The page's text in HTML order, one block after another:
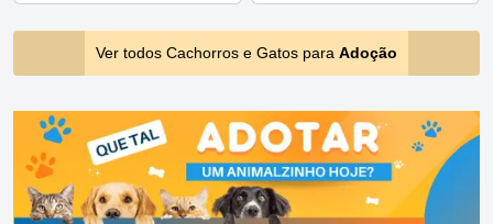
Ver todos Cachorros e Gatos para Adoção